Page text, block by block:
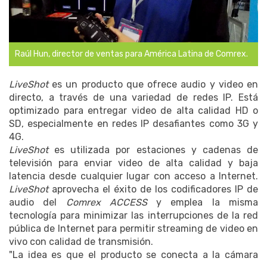
Raúl Hun, director de ventas para América Latina de Comrex.
LiveShot es un producto que ofrece audio y video en
directo, a través de una variedad de redes IP. Está
optimizado para entregar video de alta calidad HD o
SD, especialmente en redes IP desafiantes como 3G y
4G.
LiveShot es utilizada por estaciones y cadenas de
televisión para enviar video de alta calidad y baja
latencia desde cualquier lugar con acceso a Internet.
LiveShot aprovecha el éxito de los codificadores IP de
audio del
Comrex ACCESSy emplea la misma
tecnología para minimizar las interrupciones de la red
pública de Internet para permitir streaming de video en
vivo con calidad de transmisión.
"La idea es que el producto se conecta a la cámara